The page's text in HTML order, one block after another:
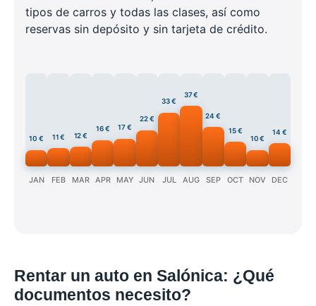
tipos de carros y todas las clases, así como
reservas sin depósito y sin tarjeta de crédito.
10 €
JAN
11 €
FEB
12 €
MAR
16 €
APR
17 €
MAY
22 €
JUN
33 €
JUL
37 €
AUG
24 €
SEP
15 €
OCT
10 €
NOV
14 €
DEC
Rentar un auto en Salónica: ¿Qué
documentos necesito?